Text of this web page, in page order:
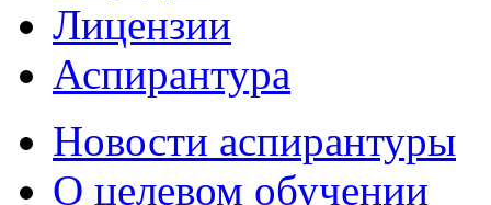
Лицензии
Аспирантура
Новости аспирантуры
О целевом обучении